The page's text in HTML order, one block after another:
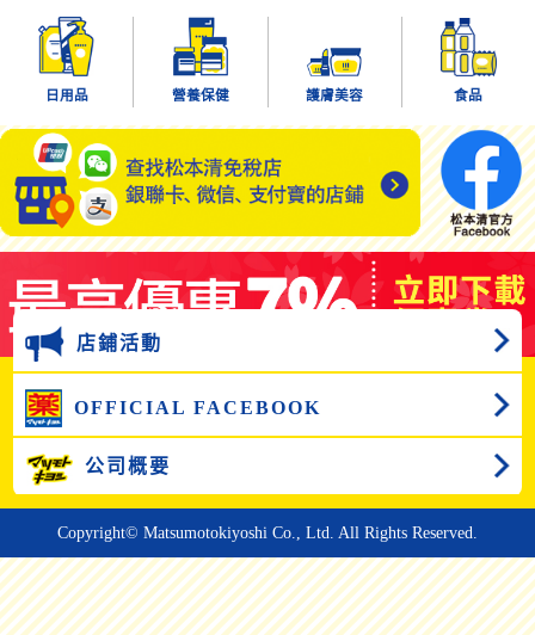
日用品 營養保健 護膚美容 食品
店鋪活動
OFFICIAL FACEBOOK
公司概要
Copyright© Matsumotokiyoshi Co., Ltd. All Rights Reserved.